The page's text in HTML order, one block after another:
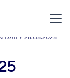
DAILY 28.05.2025